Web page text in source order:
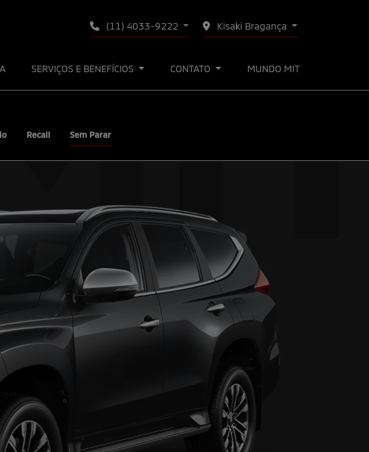
(11) 4033-9222 Kisaki Bragança
SERVIÇOS E BENEFÍCIOS CONTATO MUNDO MIT
Recall Sem Parar